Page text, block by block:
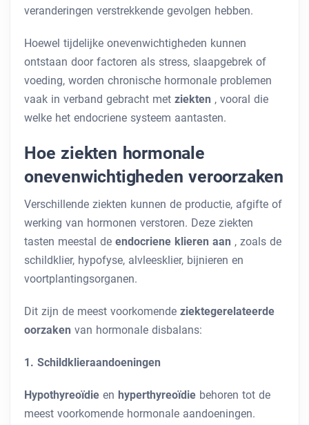
veranderingen verstrekkende gevolgen hebben.
Hoewel tijdelijke onevenwichtigheden kunnen
ontstaan ​​door factoren als stress, slaapgebrek of
voeding, worden chronische hormonale problemen
vaak in verband gebracht met ziekten , vooral die
welke het endocriene systeem aantasten.
Hoe ziekten hormonale
onevenwichtigheden veroorzaken
Verschillende ziekten kunnen de productie, afgifte of
werking van hormonen verstoren. Deze ziekten
tasten meestal de endocriene klieren aan , zoals de
schildklier, hypofyse, alvleesklier, bijnieren en
voortplantingsorganen.
Dit zijn de meest voorkomende ziektegerelateerde
oorzaken van hormonale disbalans:
1. Schildklieraandoeningen
Hypothyreoïdie en hyperthyreoïdie behoren tot de
meest voorkomende hormonale aandoeningen.